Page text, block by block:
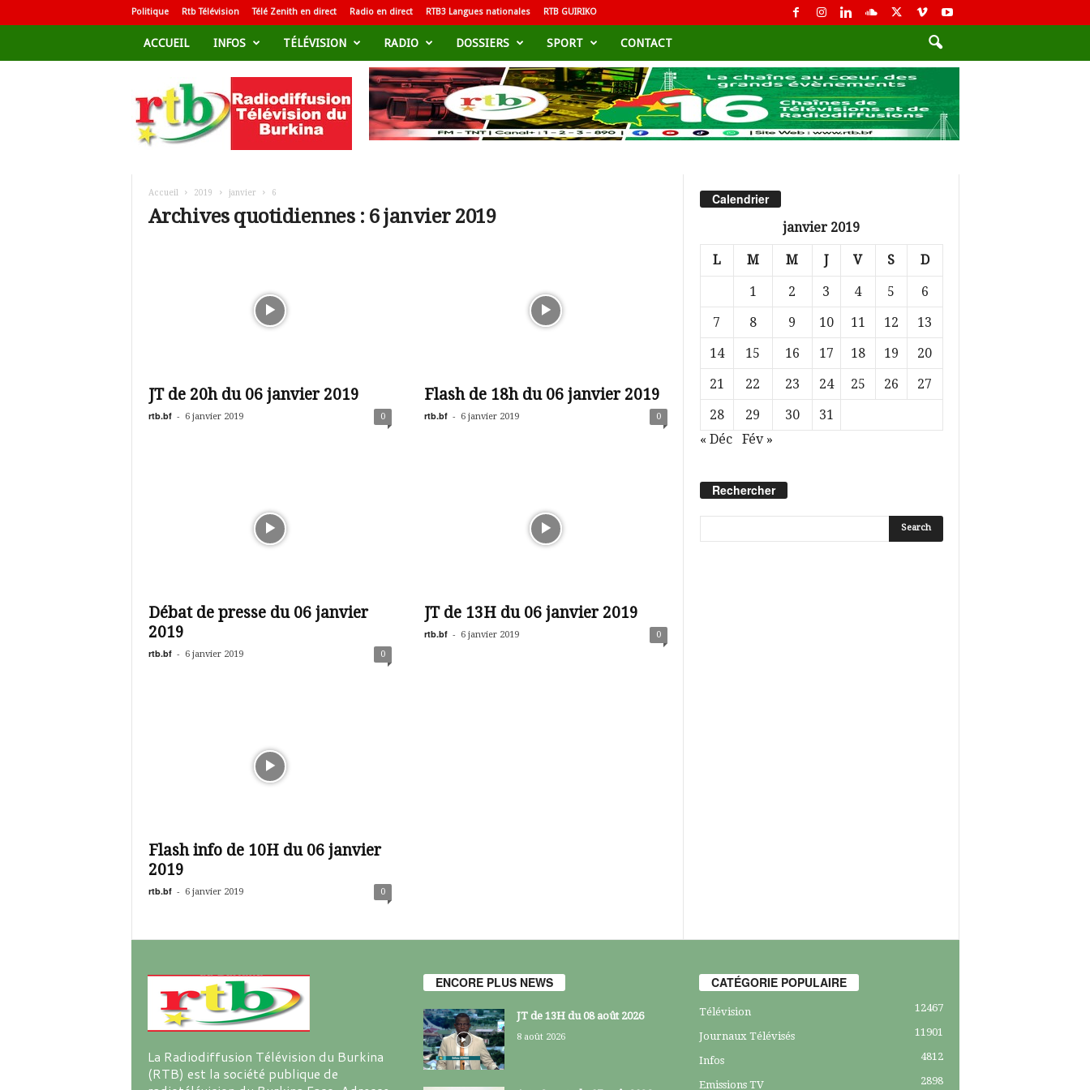
Politique Rtb Télévision Télé Zenith en direct Radio en direct RTB3 Langues nationales RTB GUIRIKO
ACCUEIL INFOS TÉLÉVISION RADIO DOSSIERS SPORT CONTACT
d
i
Accueil 2019 janvier 6
Archives quotidiennes : 6 janvier 2019
JT de 20h du 06 janvier 2019
rtb.bf - 6 janvier 2019 0
Flash de 18h du 06 janvier 2019
rtb.bf - 6 janvier 2019 0
Débat de presse du 06 janvier
2019
rtb.bf - 6 janvier 2019 0
JT de 13H du 06 janvier 2019
rtb.bf - 6 janvier 2019 0
Flash info de 10H du 06 janvier
2019
rtb.bf - 6 janvier 2019 0
Calendrier
janvier 2019
L M M J V S D
1 2 3 4 5
6
7
8 9 10 11 12
13
14
15 16 17 18 19
20
21
22 23 24 25 26
27
28
29 30
31
« Déc
Fév »
Rechercher
La Radiodiffusion Télévision du Burkina
(RTB) est la société publique de
ENCORE PLUS NEWS
JT de 13H du 08 août 2026
8 août 2026
CATÉGORIE POPULAIRE
Télévision 12467
Journaux Télévisés 11901
Infos 4812
Emissions TV 2898